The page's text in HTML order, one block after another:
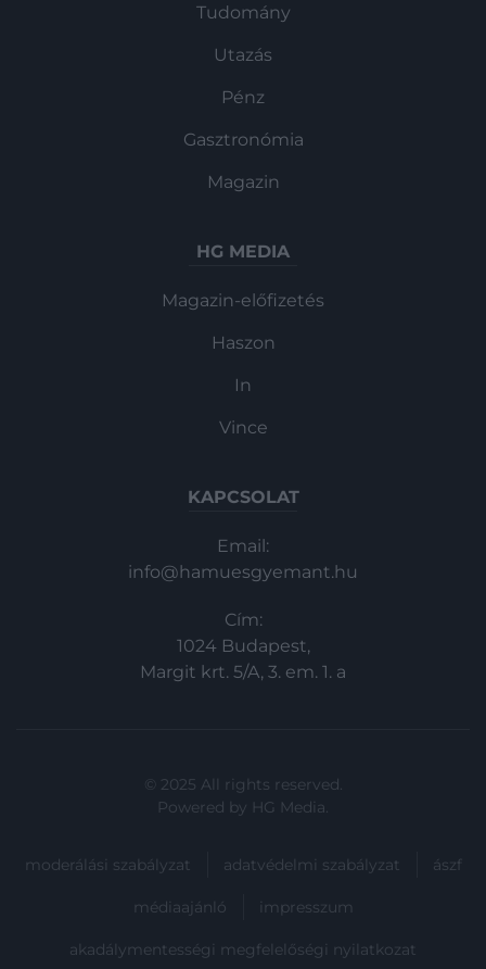
Tudomány
Utazás
Pénz
Gasztronómia
Magazin
HG MEDIA
Magazin-előfizetés
Haszon
In
Vince
KAPCSOLAT
Email:
info@hamuesgyemant.hu
Cím:
1024 Budapest,
Margit krt. 5/A, 3. em. 1. a
© 2025 All rights reserved.
Powered by HG Media.
moderálási szabályzat adatvédelmi szabályzat ászf
médiaajánló impresszum
akadálymentességi megfelelőségi nyilatkozat